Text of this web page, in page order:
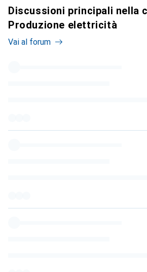
Discussioni principali nella
Produzione elettricità
Vai al forum